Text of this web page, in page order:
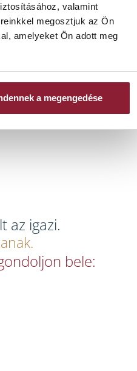
valamint
megosztjuk az Ön
amelyeket Ön adott meg
a megengedése
része,
tartós is legyen.
az igazi.
bele: